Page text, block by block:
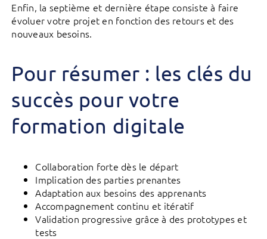
Enfin, la septième et dernière étape consiste à faire
évoluer votre projet en fonction des retours et des
nouveaux besoins.
Pour résumer : les clés du
succès pour votre
formation digitale
Collaboration forte dès le départ
Implication des parties prenantes
Adaptation aux besoins des apprenants
Accompagnement continu et itératif
Validation progressive grâce à des prototypes et
tests